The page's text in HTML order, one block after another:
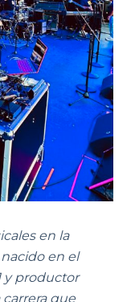
en la
en el
y productor
que